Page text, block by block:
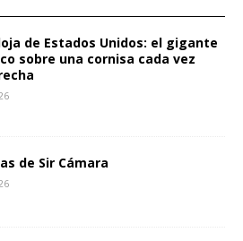
de Estados Unidos: el gigante
sobre una cornisa cada vez
de Sir Cámara